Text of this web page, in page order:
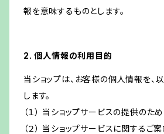
報を意味するものとします。
2. 個人情報の利用目的
当ショップは、お客様の個人情報を、
します。
（１） 当ショップサービスの提供のため
（２） 当ショップサービスに関するご